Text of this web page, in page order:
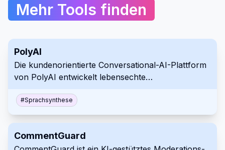
Mehr Tools finden
PolyAI
Die kundenorientierte Conversational-AI-Plattform
von PolyAI entwickelt lebensechte
außergewöhnlichen Kundenservice für
Unternehmen in zahlreichen Branchen.
#Sprachsynthese
CommentGuard